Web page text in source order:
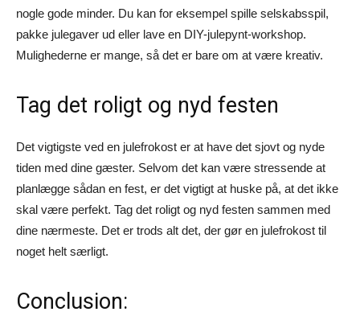
nogle gode minder. Du kan for eksempel spille selskabsspil,
pakke julegaver ud eller lave en DIY-julepynt-workshop.
Mulighederne er mange, så det er bare om at være kreativ.
Tag det roligt og nyd festen
Det vigtigste ved en julefrokost er at have det sjovt og nyde
tiden med dine gæster. Selvom det kan være stressende at
planlægge sådan en fest, er det vigtigt at huske på, at det ikke
skal være perfekt. Tag det roligt og nyd festen sammen med
dine nærmeste. Det er trods alt det, der gør en julefrokost til
noget helt særligt.
Conclusion: